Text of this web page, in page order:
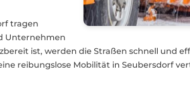
tragen
Unternehmen
ist, werden die Straßen schnell und
reibungslose Mobilität in Seubersdorf